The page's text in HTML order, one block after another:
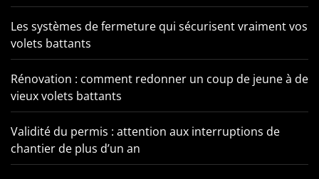
Les systèmes de fermeture qui sécurisent vraiment vos
volets battants
Rénovation : comment redonner un coup de jeune à de
vieux volets battants
Validité du permis : attention aux interruptions de
chantier de plus d’un an